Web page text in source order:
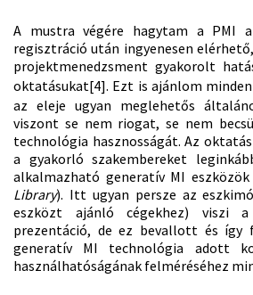
A mustra végére hagytam a PMI
regisztráció után ingyenesen
projektmenedzsment gyakorolt
oktatásukat[4]. Ezt is ajánlom
az eleje ugyan meglehetős
viszont se nem riogat, se nem
technológia hasznosságát. Az
a gyakorló szakembereket
alkalmazható generatív MI
Library). Itt ugyan persze az
eszközt ajánló cégekhez) viszi
prezentáció, de ez bevallott és így
generatív MI technológia adott
használhatóságának felméréséhez